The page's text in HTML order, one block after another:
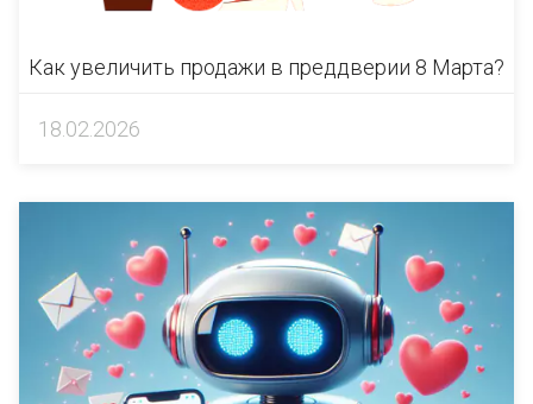
Как увеличить продажи в преддверии 8 Марта?
18.02.2026